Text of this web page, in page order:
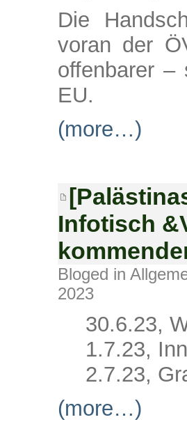
Die
voran der
offenbarer
EU.
(more…)
Infotisch
Bloged in
2023
30.6.23,
1.7.23,
2.7.23,
(more…)